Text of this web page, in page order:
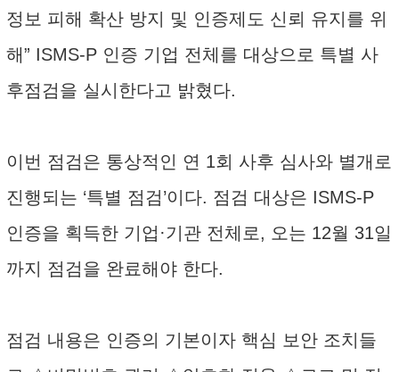
정보 피해 확산 방지 및 인증제도 신뢰 유지를 위
해” ISMS-P 인증 기업 전체를 대상으로 특별 사
후점검을 실시한다고 밝혔다.
이번 점검은 통상적인 연 1회 사후 심사와 별개로
진행되는 ‘특별 점검’이다. 점검 대상은 ISMS-P
인증을 획득한 기업·기관 전체로, 오는 12월 31일
까지 점검을 완료해야 한다.
점검 내용은 인증의 기본이자 핵심 보안 조치들